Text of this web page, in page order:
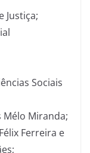
Justiça;
Sociais
Mélo Miranda;
Ferreira e